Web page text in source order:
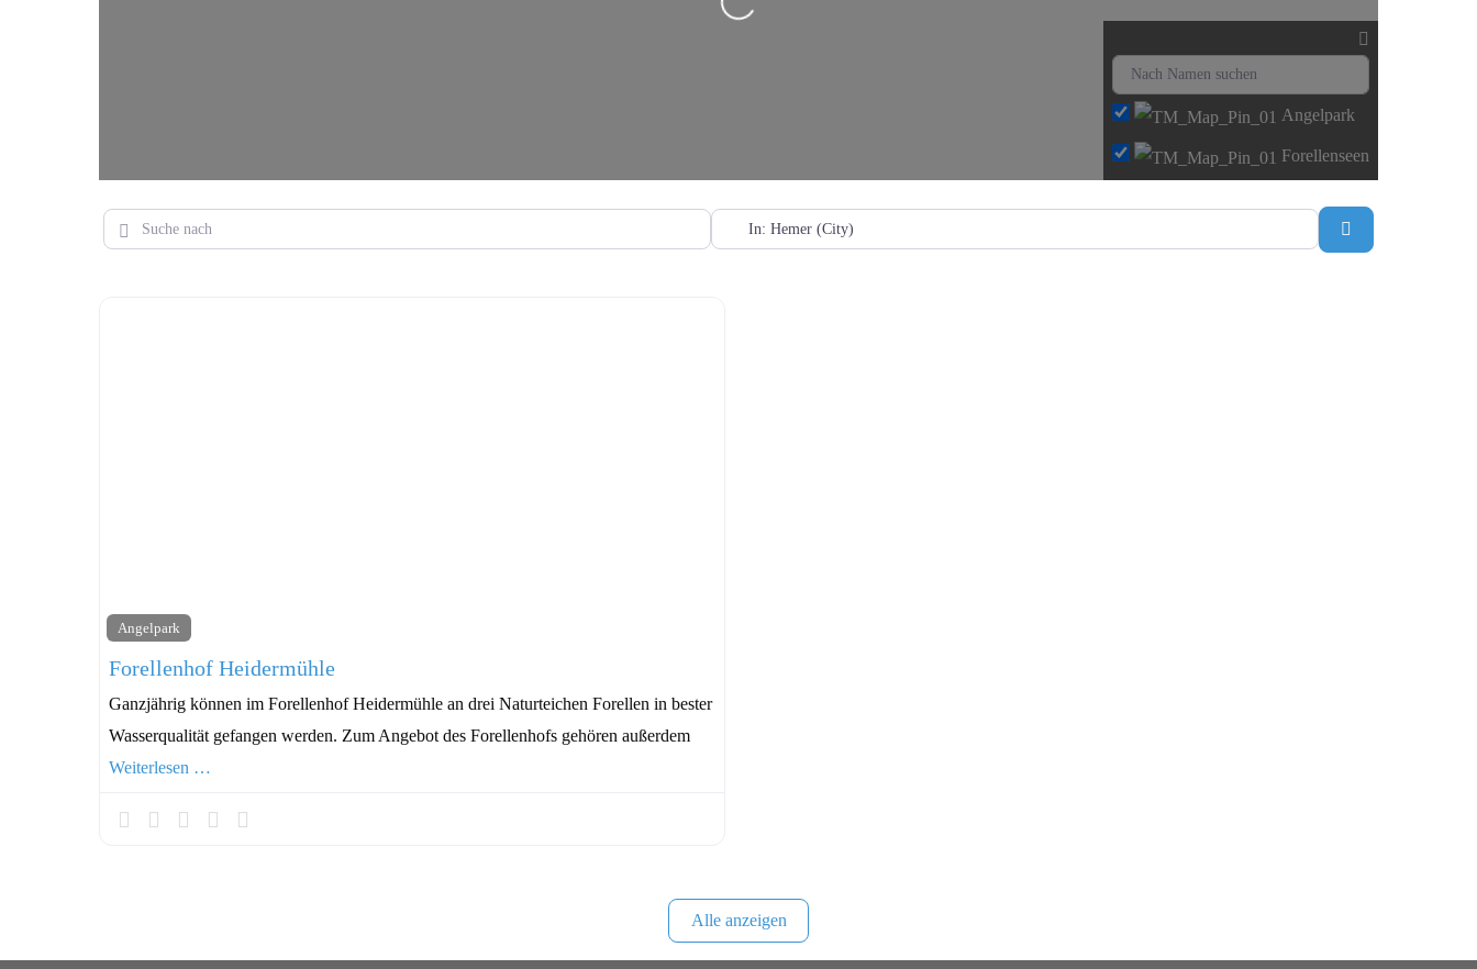
Wird geladen …
Angelpark
Forellenseen
Suche nach PLZ oder Ort eingeben
Angelpark
Forellenhof Heidermühle
Ganzjährig können im Forellenhof Heidermühle an drei Naturteichen Forellen in bester
Wasserqualität gefangen werden. Zum Angebot des Forellenhofs gehören außerdem
Weiterlesen …
Alle anzeigen